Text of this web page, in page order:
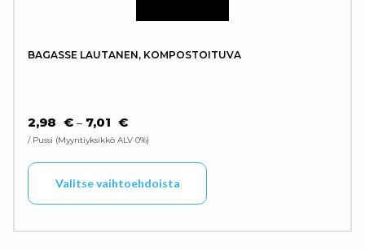
BAGASSE LAUTANEN, KOMPOSTOITUVA
2,98 € – 7,01 €HINTALUOKKA: 2,98 € - 7,01 €
/ Pussi Myyntiyksikkö ALV 0%
Valitse vaihtoehdoista